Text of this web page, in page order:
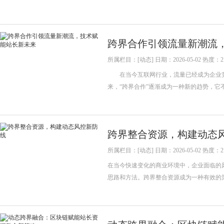
跨界合作引领流量新潮流
所属栏目：[动态] 日期：2026-05-02 热度：2
在当今互联网行业，流量已经成为企业
来，“跨界合作”逐渐成为一种新的趋势，
跨界整合资源，构建动态
所属栏目：[动态] 日期：2026-05-02 热度：2
在当今快速变化的商业环境中，企业面临
思路和方法。跨界整合资源成为一种有效